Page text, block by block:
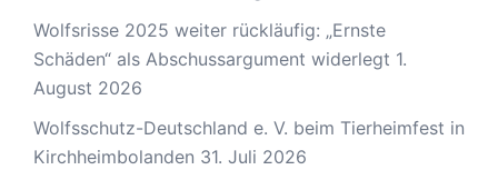
Wolfsrisse 2025 weiter rückläufig: „Ernste
Schäden“ als Abschussargument widerlegt 1.
August 2026
Wolfsschutz-Deutschland e. V. beim Tierheimfest in
Kirchheimbolanden 31. Juli 2026